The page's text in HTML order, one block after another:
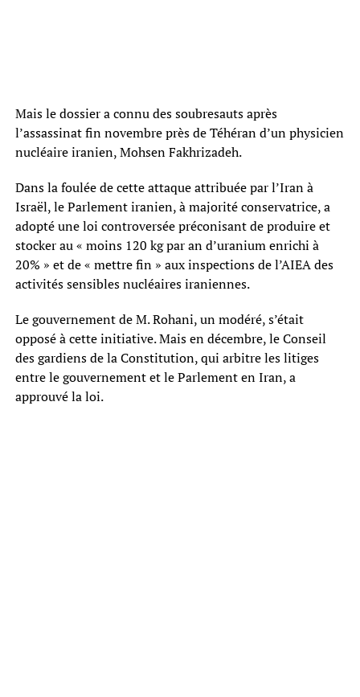
Mais le dossier a connu des soubresauts après
l’assassinat fin novembre près de Téhéran d’un physicien
nucléaire iranien, Mohsen Fakhrizadeh.
Dans la foulée de cette attaque attribuée par l’Iran à
Israël, le Parlement iranien, à majorité conservatrice, a
adopté une loi controversée préconisant de produire et
stocker au « moins 120 kg par an d’uranium enrichi à
20% » et de « mettre fin » aux inspections de l’AIEA des
activités sensibles nucléaires iraniennes.
Le gouvernement de M. Rohani, un modéré, s’était
opposé à cette initiative. Mais en décembre, le Conseil
des gardiens de la Constitution, qui arbitre les litiges
entre le gouvernement et le Parlement en Iran, a
approuvé la loi.